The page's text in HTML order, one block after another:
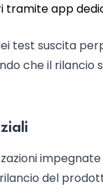
tramite app
test suscita
che il rilancio
del